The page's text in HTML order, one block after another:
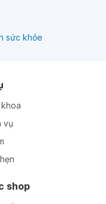
sức khỏe
vụ
shop